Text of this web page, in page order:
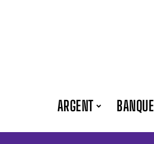
ARGENT BANQUE